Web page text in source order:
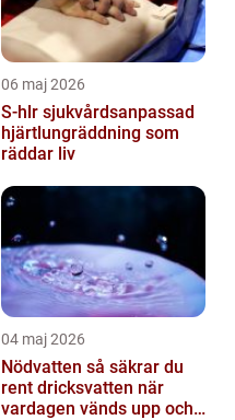
06 maj 2026
S-hlr sjukvårdsanpassad
hjärtlungräddning som
räddar liv
04 maj 2026
Nödvatten så säkrar du
rent dricksvatten när
vardagen vänds upp och